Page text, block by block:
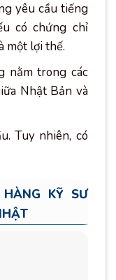
yêu cầu tiếng
có chứng chỉ
một lợi thế.
nằm trong các
Nhật Bản và
Tuy nhiên, có
KỸ SƯ